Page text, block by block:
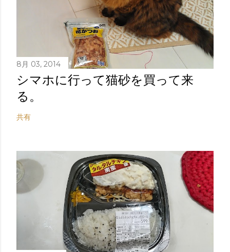
8月 03, 2014
シマホに行って猫砂を買って来
る。
共有